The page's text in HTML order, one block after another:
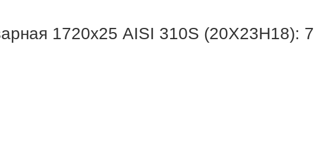
1720х25 AISI 310S (20Х23Н18): 7